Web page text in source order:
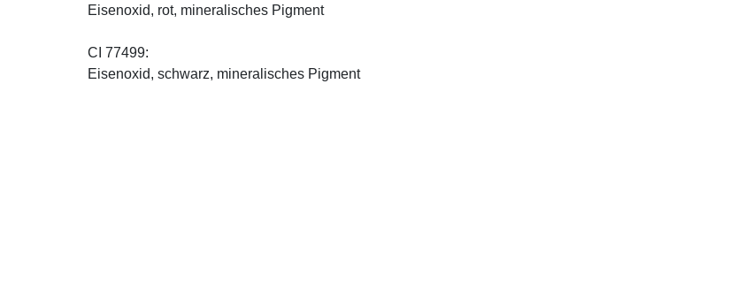
Eisenoxid, rot, mineralisches Pigment
CI 77499:
Eisenoxid, schwarz, mineralisches Pigment